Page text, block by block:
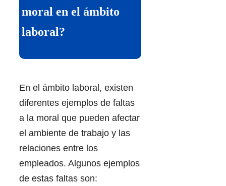
moral en el ámbito
laboral?
En el ámbito laboral, existen
diferentes ejemplos de faltas
a la moral que pueden afectar
el ambiente de trabajo y las
relaciones entre los
empleados. Algunos ejemplos
de estas faltas son: